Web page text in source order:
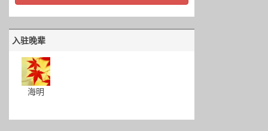
入驻晚辈
海明